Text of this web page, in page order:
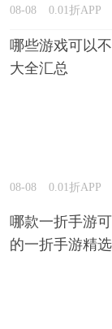
08-08 0.01折APP
哪些游戏可以
大全汇总
08-08 0.01折APP
哪款一折手游
的一折手游精选